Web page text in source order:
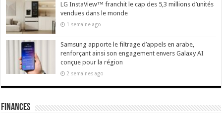
LG InstaView™ franchit le cap des 5,3 millions d’unités
vendues dans le monde
1 semaine ago
Samsung apporte le filtrage d’appels en arabe,
renforçant ainsi son engagement envers Galaxy AI
conçue pour la région
2 semaines ago
Finances